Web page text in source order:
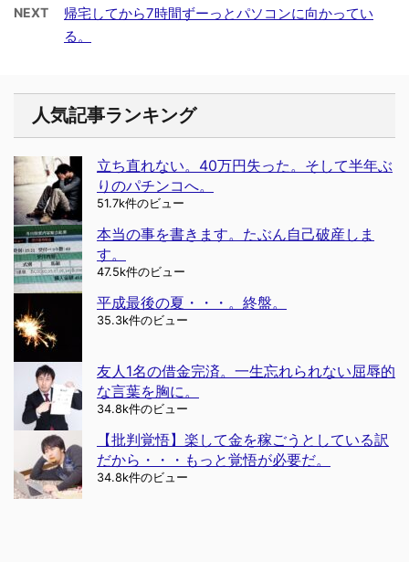
NEXT
帰宅してから7時間ずーっとパソコンに向かってい
る。
人気記事ランキング
立ち直れない。40万円失った。そして半年ぶ
りのパチンコへ。
51.7k件のビュー
本当の事を書きます。たぶん自己破産しま
す。
47.5k件のビュー
平成最後の夏・・・。終盤。
35.3k件のビュー
友人1名の借金完済。一生忘れられない屈辱的
な言葉を胸に。
34.8k件のビュー
【批判覚悟】楽して金を稼ごうとしている訳
だから・・・もっと覚悟が必要だ。
34.8k件のビュー